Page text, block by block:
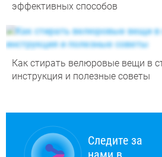
эффективных способов
Как стирать велюровые вещи в
инструкция и полезные советы
Следите за